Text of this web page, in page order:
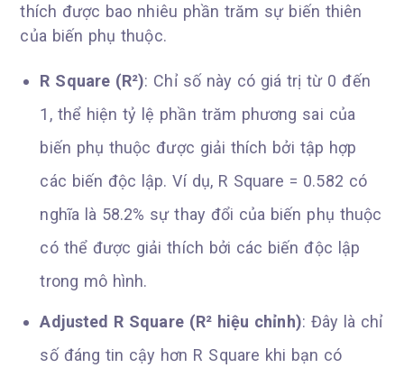
thích được bao nhiêu phần trăm sự biến thiên
của biến phụ thuộc.
R Square (R²): Chỉ số này có giá trị từ 0 đến
1, thể hiện tỷ lệ phần trăm phương sai của
biến phụ thuộc được giải thích bởi tập hợp
các biến độc lập. Ví dụ, R Square = 0.582 có
nghĩa là 58.2% sự thay đổi của biến phụ thuộc
có thể được giải thích bởi các biến độc lập
trong mô hình.
Adjusted R Square (R² hiệu chỉnh): Đây là chỉ
số đáng tin cậy hơn R Square khi bạn có